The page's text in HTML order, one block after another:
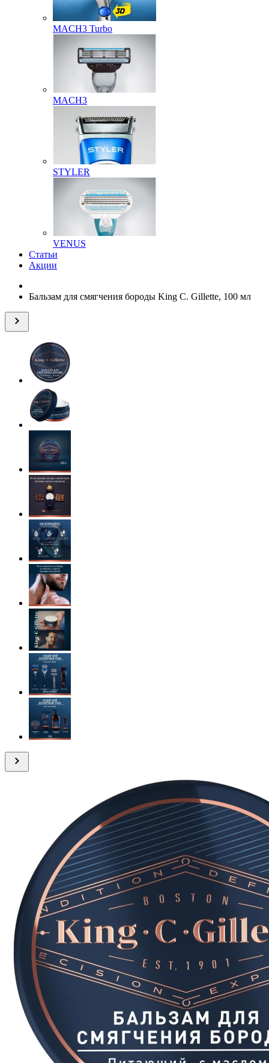
MACH3 Turbo
MACH3
STYLER
VENUS
Статьи
Акции
Бальзам для смягчения бороды King C. Gillette, 100 мл